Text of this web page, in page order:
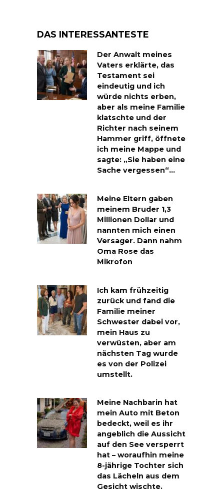
DAS INTERESSANTESTE
Der Anwalt meines
Vaters erklärte, das
Testament sei
eindeutig und ich
würde nichts erben,
aber als meine Familie
klatschte und der
Richter nach seinem
Hammer griff, öffnete
ich meine Mappe und
sagte: „Sie haben eine
Sache vergessen“…
Meine Eltern gaben
meinem Bruder 1,3
Millionen Dollar und
nannten mich einen
Versager. Dann nahm
Oma Rose das
Mikrofon
Ich kam frühzeitig
zurück und fand die
Familie meiner
Schwester dabei vor,
mein Haus zu
verwüsten, aber am
nächsten Tag wurde
es von der Polizei
umstellt.
Meine Nachbarin hat
mein Auto mit Beton
bedeckt, weil es ihr
angeblich die Aussicht
auf den See versperrt
hat – woraufhin meine
8-jährige Tochter sich
das Lächeln aus dem
Gesicht wischte.